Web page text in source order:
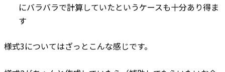
にバラバラで計算していたというケースも十分あり得ま
す
様式3についてはざっとこんな感じです。